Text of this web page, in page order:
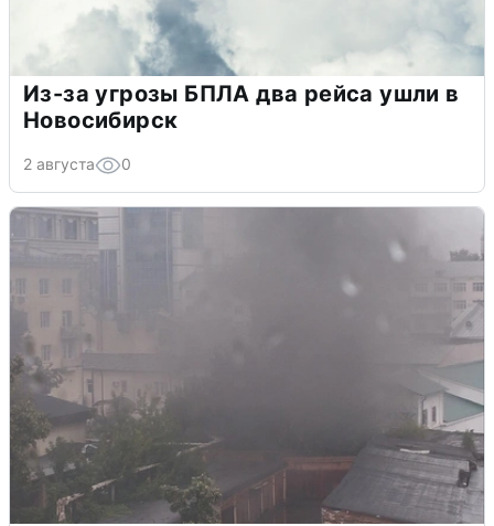
Из-за угрозы БПЛА два рейса ушли в
Новосибирск
2 августа 0